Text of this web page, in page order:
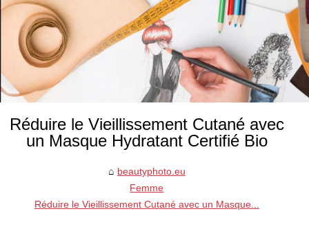
Réduire le Vieillissement Cutané avec
un Masque Hydratant Certifié Bio
beautyphoto.eu
Femme
Réduire le Vieillissement Cutané avec un Masque...